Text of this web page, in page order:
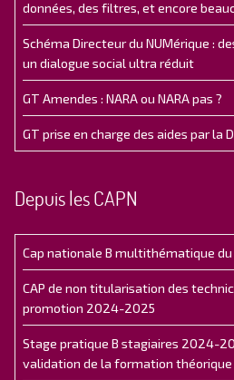
données, des filtres, et encore
Schéma Directeur du NUMérique :
un dialogue social ultra réduit
GT Amendes : NARA ou NARA pas ?
GT prise en charge des aides par la
Depuis les CAPN
Cap nationale B multithématique
CAP de non titularisation des
promotion 2024-2025
Stage pratique B stagiaires 2024-
validation de la formation théorique